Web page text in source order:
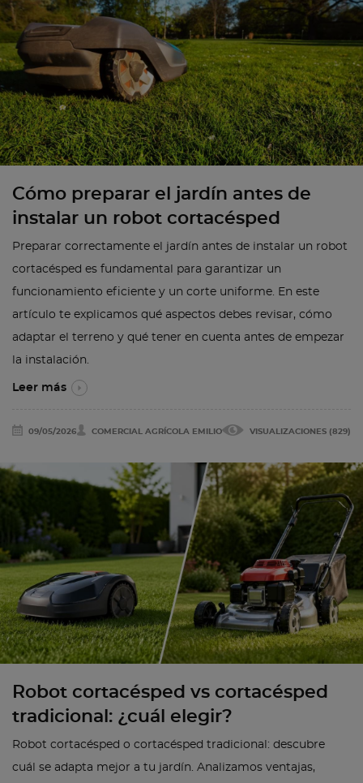
Cómo preparar el jardín antes de
instalar un robot cortacésped
Preparar correctamente el jardín antes de instalar un robot
cortacésped es fundamental para garantizar un
funcionamiento eficiente y un corte uniforme. En este
artículo te explicamos qué aspectos debes revisar, cómo
adaptar el terreno y qué tener en cuenta antes de empezar
la instalación.
Leer más
09/05/2026 COMERCIAL AGRÍCOLA EMILIO VISUALIZACIONES (829)
Robot cortacésped vs cortacésped
tradicional: ¿cuál elegir?
Robot cortacésped o cortacésped tradicional: descubre
cuál se adapta mejor a tu jardín. Analizamos ventajas,